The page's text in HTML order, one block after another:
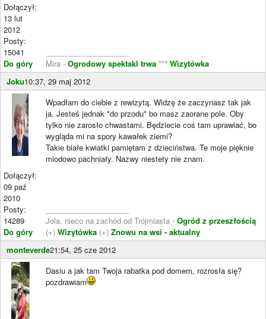
Dołączył:
13 lut
2012
Posty:
15041
Do góry
Mira - Ogrodowy spektakl trwa *** Wizytówka
Joku10:37, 29 maj 2012
Dołączył:
09 paź
2010
Posty:
14289
Do góry
Wpadłam do ciebie z rewizytą. Widzę że zaczynasz tak jak
ja. Jesteś jednak "do przodu" bo masz zaorane pole. Oby
tylko nie zarosło chwastami. Będziecie coś tam uprawiać, bo
wygląda mi na spory kawałek ziemi?
Takie białe kwiatki pamiętam z dzieciństwa. Te moje pięknie
miodowo pachniały. Nazwy niestety nie znam.
Jola, nieco na zachód od Trójmiasta - Ogród z przeszłością
(+) Wizytówka (+) Znowu na wsi - aktualny
monteverde21:54, 25 cze 2012
Dasiu a jak tam Twoja rabatka pod domem, rozrosła się?
pozdrawiam